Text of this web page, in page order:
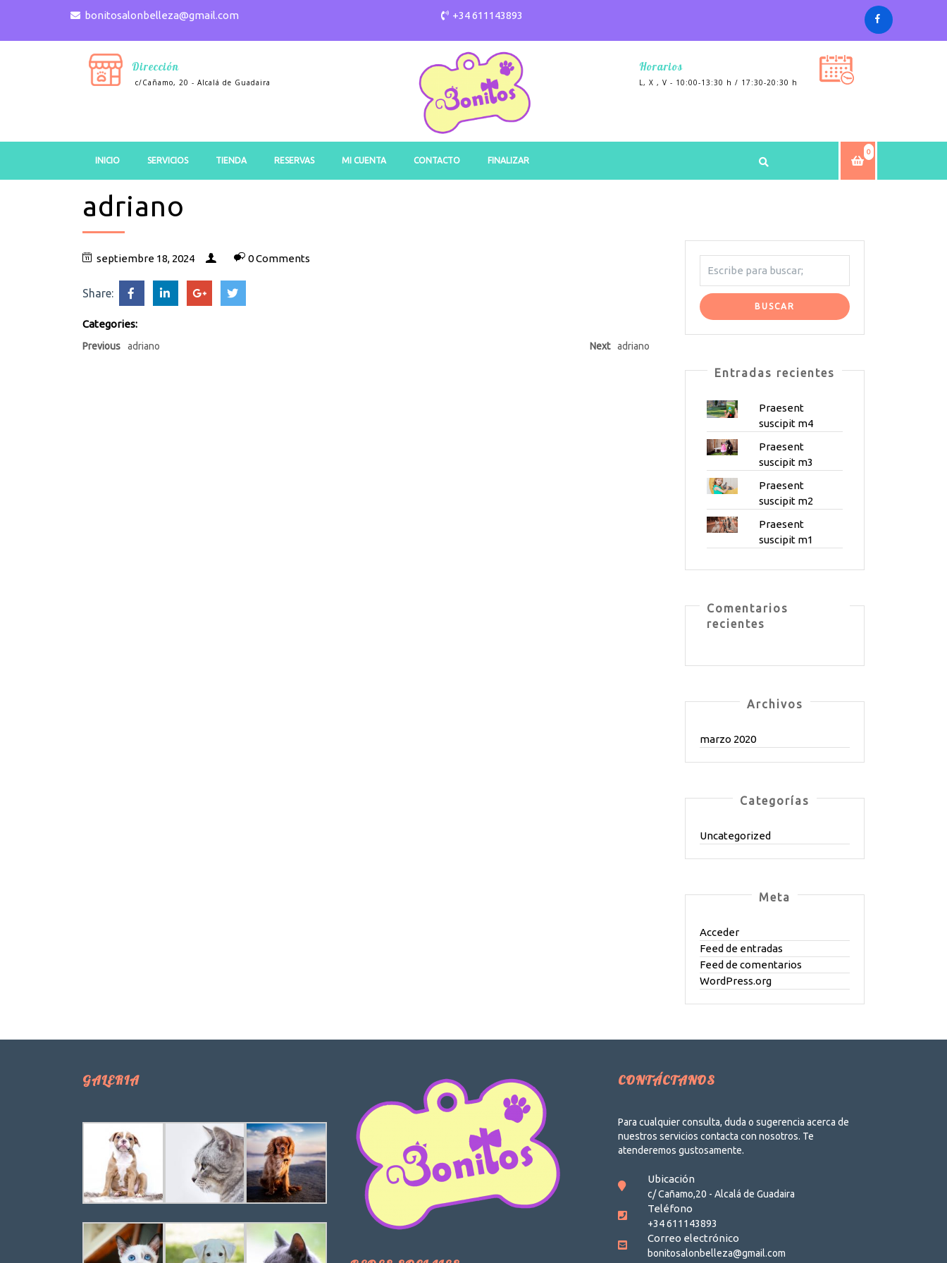
bonitosalonbelleza@gmail.com +34 611143893
Dirección
c/Cañamo, 20 - Alcalá de Guadaira
Horarios
L, X , V - 10:00-13:30 h / 17:30-20:30 h
INICIO SERVICIOS TIENDA RESERVAS MI CUENTA CONTACTO FINALIZAR
0
adriano
septiembre 18, 2024 0 Comments
Share:
Categories:
Previous adriano Next adriano
Entradas recientes
Praesent
suscipit m4
Praesent
suscipit m3
Praesent
suscipit m2
Praesent
suscipit m1
Comentarios
recientes
Archivos
marzo 2020
Categorías
Uncategorized
Meta
Acceder
Feed de entradas
Feed de comentarios
WordPress.org
GALERIA CONTÁCTANOS
Para cualquier consulta, duda o sugerencia acerca de
nuestros servicios contacta con nosotros. Te
atenderemos gustosamente.
Ubicación
c/ Cañamo,20 - Alcalá de Guadaira
Teléfono
+34 611143893
Correo electrónico
bonitosalonbelleza@gmail.com